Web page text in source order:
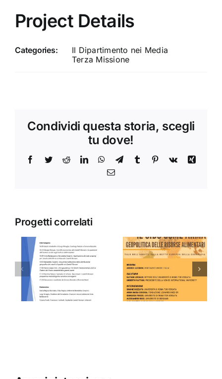
Project Details
Categories:
Il Dipartimento nei Media
Terza Missione
Condividi questa storia, scegli
tu dove!
Facebook
TwitterRedditLinkedInWhatsApp
TelegramTumblr Pinterest
Vk
Xing
Email
Progetti correlati
IL CIBO
COME
ARMA
Giornata